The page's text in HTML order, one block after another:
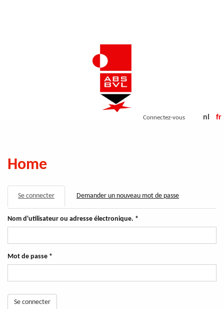
Connectez-vous nl fr
Home
ONGLETS
Se connecter
actif)
Demander un nouveau mot de passe
Nom d'utilisateur ou adresse électronique. *
Mot de passe *
Se connecter